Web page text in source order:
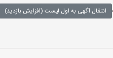
انتقال آگهی به اول لیست (افزایش بازدید)